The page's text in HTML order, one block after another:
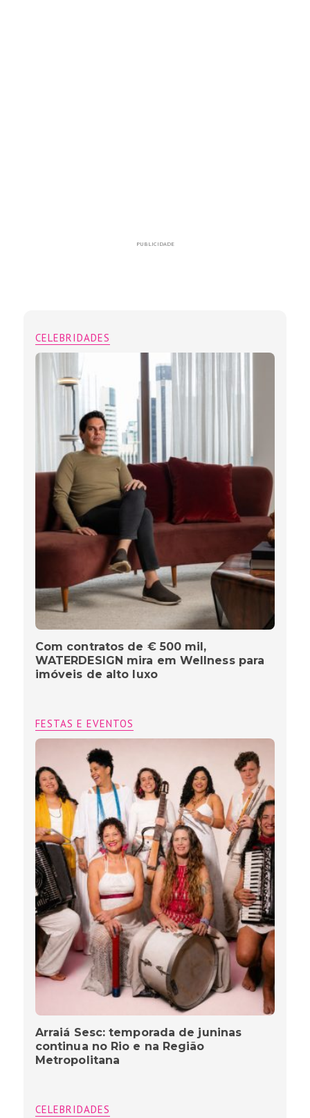
PUBLICIDADE
CELEBRIDADES
Com contratos de € 500 mil,
WATERDESIGN mira em Wellness para
imóveis de alto luxo
FESTAS E EVENTOS
Arraiá Sesc: temporada de juninas
continua no Rio e na Região
Metropolitana
CELEBRIDADES